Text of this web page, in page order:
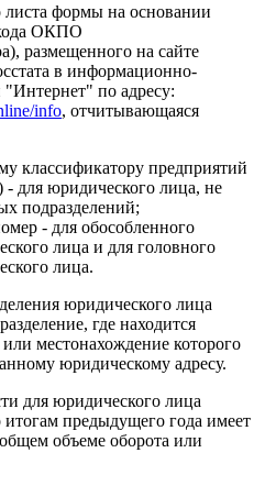
листа формы на основании
ОКПО
размещенного на сайте
в информационно-
по адресу:
info, отчитывающаяся
классификатору предприятий
для юридического лица, не
подразделений;
- для обособленного
лица и для головного
лица.
юридического лица
где находится
местонахождение которого
юридическому адресу.
для юридического лица
итогам предыдущего года имеет
объеме оборота или